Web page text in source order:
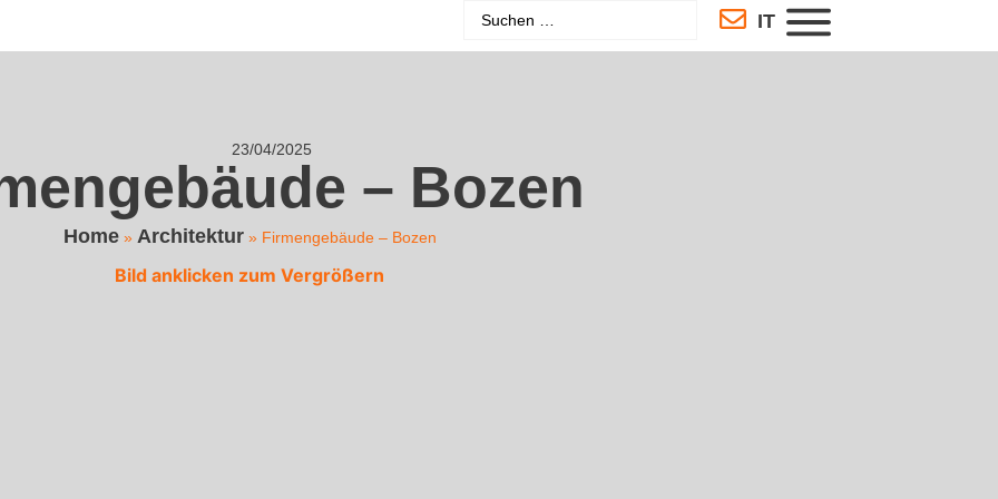
IT
23/04/2025
– Bozen
Home» Architektur» Firmengebäude – Bozen
Bild anklicken zum Vergrößern